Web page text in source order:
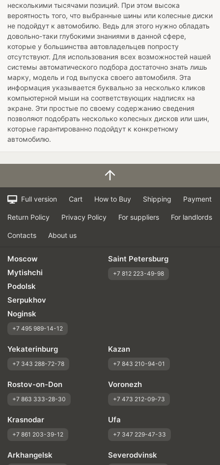
несколькими тысячами позиций. При этом высока
вероятность того, что выбранные шины или колесные диски
не подойдут к автомобилю. Ведь для этого нужно обладать
довольно-таки глубокими знаниями в данной сфере,
которые у большинства автовладельцев попросту
отсутствуют. Для использования всех возможностей нашей
системы автоматического подбора достаточно знать лишь
марку, модель и год выпуска своего автомобиля. Эта
информация указывается буквально за несколько кликов
компьютерной мыши на соответствующих надписях на
экране. Эти простые по своему содержанию сведения
позволяют подобрать несколько колесных дисков или шин,
которые гарантированно подойдут к конкретному
автомобилю.
Full version Cart How to Buy Shipping Payment
Return Policy Privacy Policy For suppliers For landlords
Contacts About us
Moscow
Mytishchi
Podolsk
Serpukhov
Noginsk
+7 495 989-14-12
Saint Petersburg
+7 812 223-49-98
Yekaterinburg
+7 343 288-72-78
Kazan
+7 843 210-94-01
Rostov-on-Don
+7 863 333-28-30
Voronezh
+7 473 212-09-73
Krasnodar
+7 861 203-39-12
Ufa
+7 347 229-47-33
Arkhangelsk Severodvinsk